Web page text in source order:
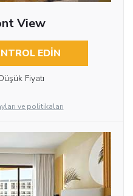
View
EDIN
Fiyatı
ve politikaları